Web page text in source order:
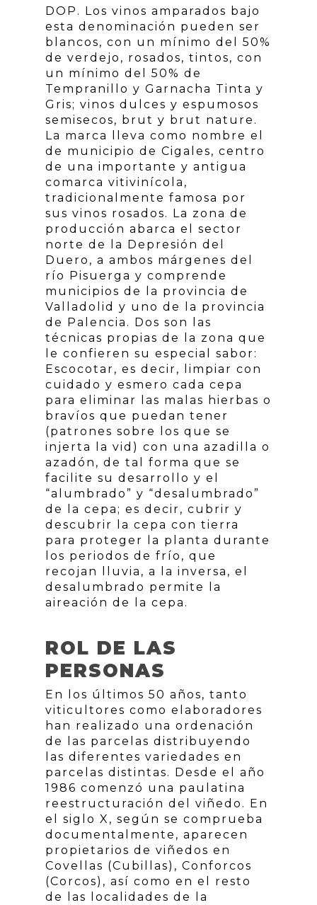
DOP. Los vinos amparados bajo
esta denominación pueden ser
blancos, con un mínimo del 50%
de verdejo, rosados, tintos, con
un mínimo del 50% de
Tempranillo y Garnacha Tinta y
Gris; vinos dulces y espumosos
semisecos, brut y brut nature.
La marca lleva como nombre el
de municipio de Cigales, centro
de una importante y antigua
comarca vitivinícola,
tradicionalmente famosa por
sus vinos rosados. La zona de
producción abarca el sector
norte de la Depresión del
Duero, a ambos márgenes del
río Pisuerga y comprende
municipios de la provincia de
Valladolid y uno de la provincia
de Palencia. Dos son las
técnicas propias de la zona que
le confieren su especial sabor:
Escocotar, es decir, limpiar con
cuidado y esmero cada cepa
para eliminar las malas hierbas o
bravíos que puedan tener
(patrones sobre los que se
injerta la vid) con una azadilla o
azadón, de tal forma que se
facilite su desarrollo y el
“alumbrado” y “desalumbrado”
de la cepa; es decir, cubrir y
descubrir la cepa con tierra
para proteger la planta durante
los periodos de frío, que
recojan lluvia, a la inversa, el
desalumbrado permite la
aireación de la cepa.
ROL DE LAS
PERSONAS
En los últimos 50 años, tanto
viticultores como elaboradores
han realizado una ordenación
de las parcelas distribuyendo
las diferentes variedades en
parcelas distintas. Desde el año
1986 comenzó una paulatina
reestructuración del viñedo. En
el siglo X, según se comprueba
documentalmente, aparecen
propietarios de viñedos en
Covellas (Cubillas), Conforcos
(Corcos), así como en el resto
de las localidades de la